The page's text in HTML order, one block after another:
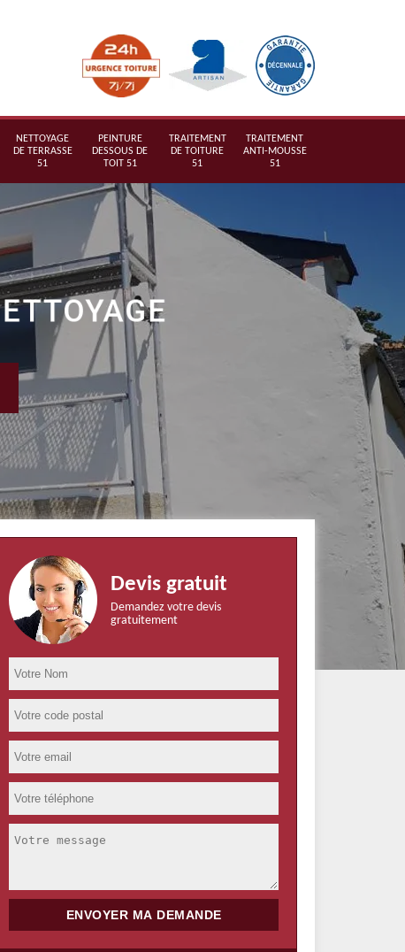
NETTOYAGE
DE TERRASSE
51
PEINTURE
DESSOUS DE
TOIT 51
TRAITEMENT
DE TOITURE
51
TRAITEMENT
ANTI-MOUSSE
51
Devis gratuit
Demandez votre devis
gratuitement